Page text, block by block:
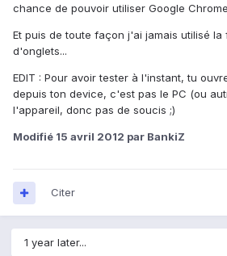
chance de pouvoir utiliser Google
Et puis de toute façon j'ai jamais utilisé
d'onglets...
EDIT : Pour avoir tester à l'instant, tu
depuis ton device, c'est pas le PC (ou
l'appareil, donc pas de soucis ;)
Modifié 15 avril 2012 par BankiZ
Citer
1 year later...